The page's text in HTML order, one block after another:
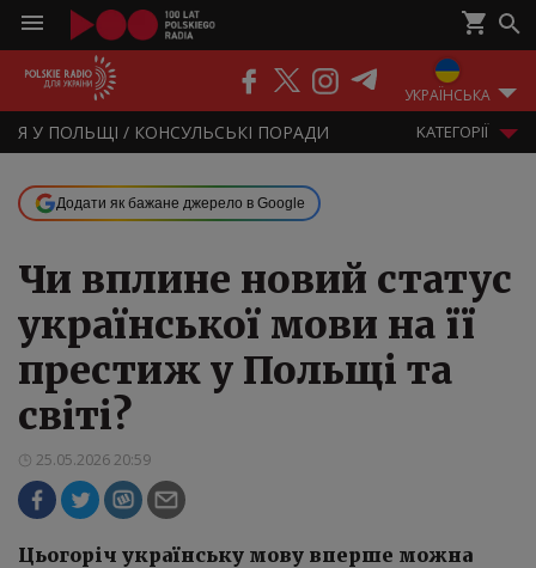
УКРАЇНСЬКА
Я У ПОЛЬЩІ / КОНСУЛЬСЬКІ ПОРАДИ KАТЕГОРІЇ
ПОДКАСТИ ЕФІР
Додати як бажане джерело в Google
Чи вплине новий статус
української мови на її
престиж у Польщі та
світі?
25.05.2026 20:59
Цьогоріч українську мову вперше можна